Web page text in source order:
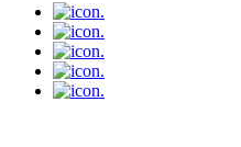
.
.
.
.
.